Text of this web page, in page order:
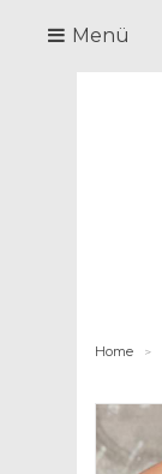
Menü
Home >